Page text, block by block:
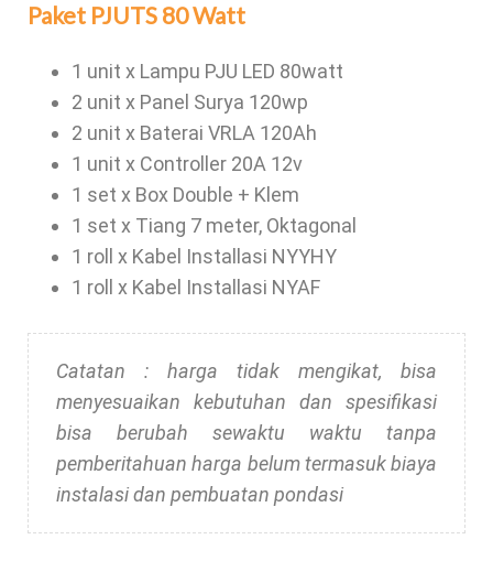
Paket PJUTS 80 Watt
1 unit x Lampu PJU LED 80watt
2 unit x Panel Surya 120wp
2 unit x Baterai VRLA 120Ah
1 unit x Controller 20A 12v
1 set x Box Double + Klem
1 set x Tiang 7 meter, Oktagonal
1 roll x Kabel Installasi NYYHY
1 roll x Kabel Installasi NYAF
Catatan : harga tidak mengikat, bisa
menyesuaikan kebutuhan dan spesifikasi
bisa berubah sewaktu waktu tanpa
pemberitahuanharga belum termasuk biaya
instalasi dan pembuatan pondasi